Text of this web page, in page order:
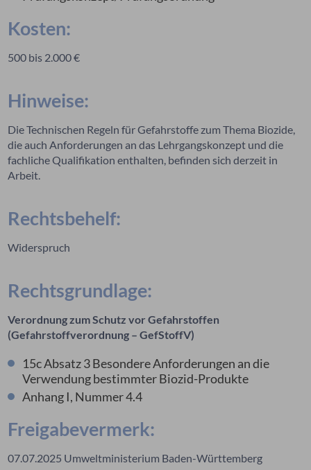
Kosten:
500 bis 2.000 €
Hinweise:
Die Technischen Regeln für Gefahrstoffe zum Thema Biozide,
die auch Anforderungen an das Lehrgangskonzept und die
fachliche Qualifikation enthalten, befinden sich derzeit in
Arbeit.
Rechtsbehelf:
Widerspruch
Rechtsgrundlage:
Verordnung zum Schutz vor Gefahrstoffen
(Gefahrstoffverordnung – GefStoffV)
15c Absatz 3 Besondere Anforderungen an die
Verwendung bestimmter Biozid-Produkte
Anhang I, Nummer 4.4
Freigabevermerk:
07.07.2025 Umweltministerium Baden-Württemberg